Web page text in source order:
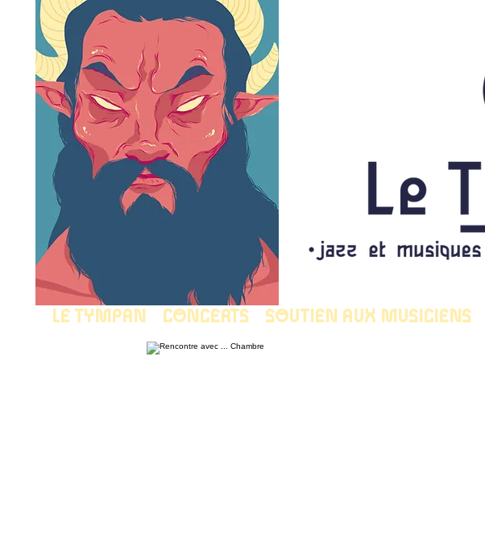
LE TYMPAN CONCERTS SOUTIEN AUX MUSICIENS